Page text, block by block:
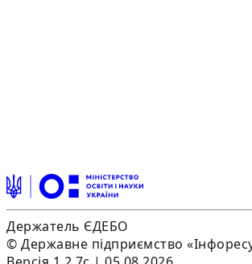
Держатель ЄДЕБО
© Державне підприємство